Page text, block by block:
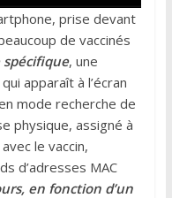
prise devant
de vaccinés
, une
apparaît à l’écran
mode recherche de
physique, assigné à
le vaccin,
d’adresses MAC
en fonction d’un